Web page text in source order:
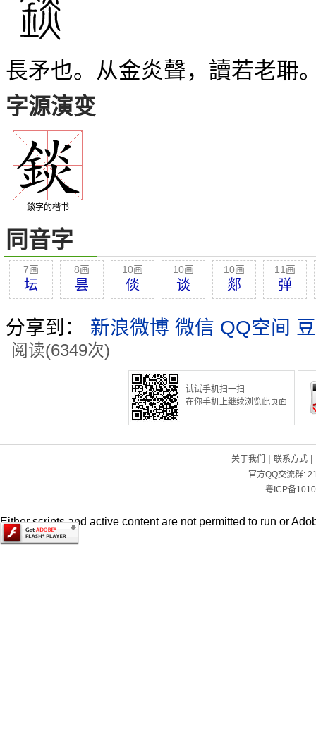
長矛也。从金炎聲，讀若老耼
字源演变
錟字的楷书
同音字
7画
坛
8画
昙
10画
倓
10画
谈
10画
郯
11画
弹
分享到： 新浪微博 微信 QQ空间
阅读(6349次)
试试手机扫一扫
在你手机上继续浏览此页面
关于我们 | 联系方式|
官方QQ交流群:
粤ICP备
Either scripts and active content are not permitted to run or